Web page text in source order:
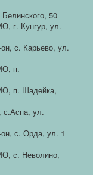
50
г. Кунгур, ул.
с. Карьево, ул.
п.
п. Шадейка,
с.Аспа, ул.
с. Орда, ул. 1
с. Неволино,